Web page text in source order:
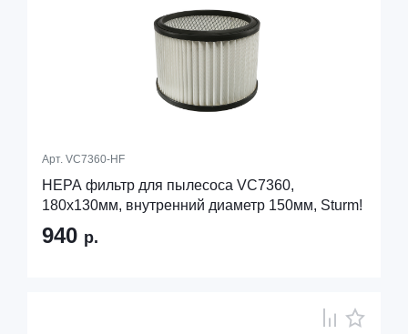
Арт. VC7360-HF
HEPA фильтр для пылесоса VC7360,
180х130мм, внутренний диаметр 150мм, Sturm!
940 р.